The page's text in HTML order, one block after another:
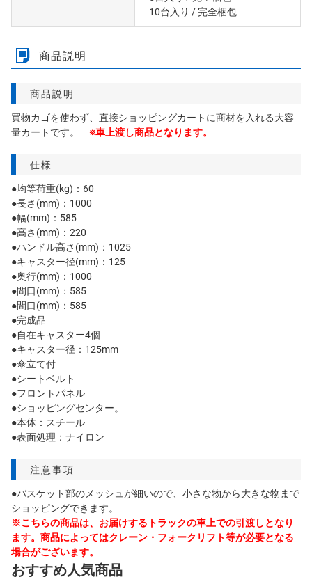
10台入り / 完全梱包
商品説明
商品説明
買物カゴを使わず、直接ショッピングカートに商材を入れる大容
量カートです。 ※車上渡し商品となります。
仕様
●均等荷重(kg)：60
●長さ(mm)：1000
●幅(mm)：585
●高さ(mm)：220
●ハンドル高さ(mm)：1025
●キャスター径(mm)：125
●奥行(mm)：1000
●間口(mm)：585
●間口(mm)：585
●完成品
●自在キャスター4個
●キャスター径：125mm
●傘立て付
●シートベルト
●フロントパネル
●ショッピングセンター。
●本体：スチール
●表面処理：ナイロン
注意事項
●バスケット部のメッシュが細いので、小さな物から大きな物まで
ショッピングできます。
※こちらの商品は、お届けするトラックの車上での引渡しとなり
ます。商品によってはクレーン・フォークリフト等が必要となる
場合がございます。
おすすめ人気商品